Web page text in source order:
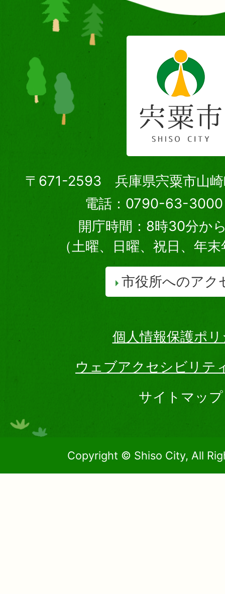
〒671-2593 兵庫県宍粟市山崎
電話：0790-63-3000
開庁時間：8時30分か
（土曜、日曜、祝日、年
市役所へのアク
個人情報保護ポ
ウェブアクセシビリテ
サイトマップ
Copyright © Shiso City, All